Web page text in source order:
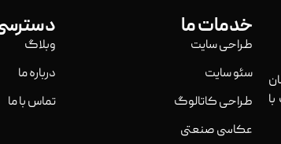
خدمات ما
طراحی سایت
سئو سایت
طراحی کاتالوگ
عکاسی صنعتی
وبلاگ
درباره ما
تماس با ما